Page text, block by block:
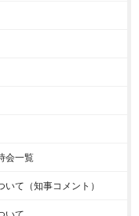
会一覧
て（知事コメント）